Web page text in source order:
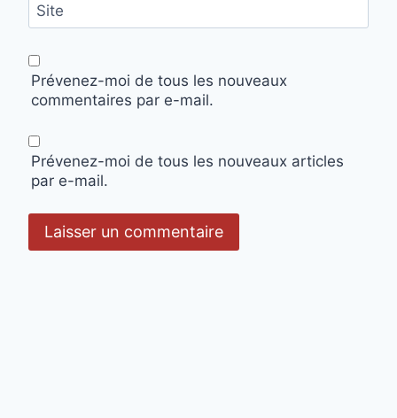
Site
Prévenez-moi de tous les nouveaux
commentaires par e-mail.
Prévenez-moi de tous les nouveaux articles
par e-mail.